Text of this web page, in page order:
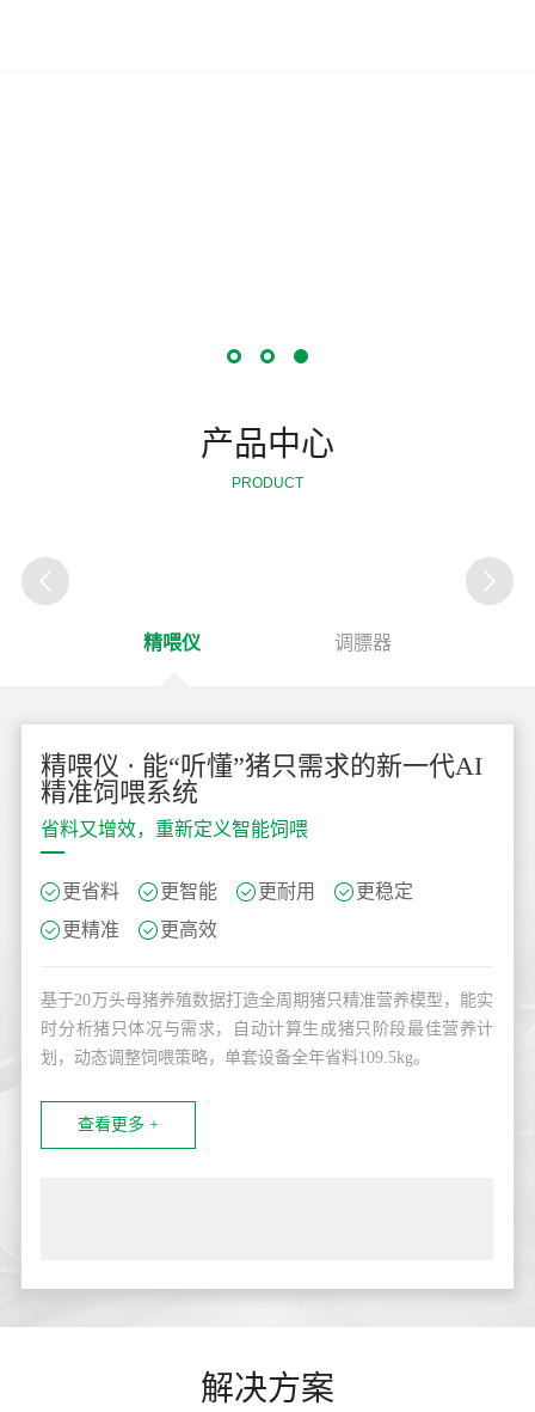
产品中心
PRODUCT
精喂仪 调膘器
精喂仪 · 能“听懂”猪只需求的新一代AI
精准饲喂系统
省料又增效，重新定义智能饲喂
更省料 更智能 更耐用
更稳定
更精准
更高效
基于20万头母猪养殖数据打造全周期猪只精准营养模型，能实
时分析猪只体况与需求，自动计算生成猪只阶段最佳营养计
划，动态调整饲喂策略，单套设备全年省料109.5kg。
查看更多 +
解决方案